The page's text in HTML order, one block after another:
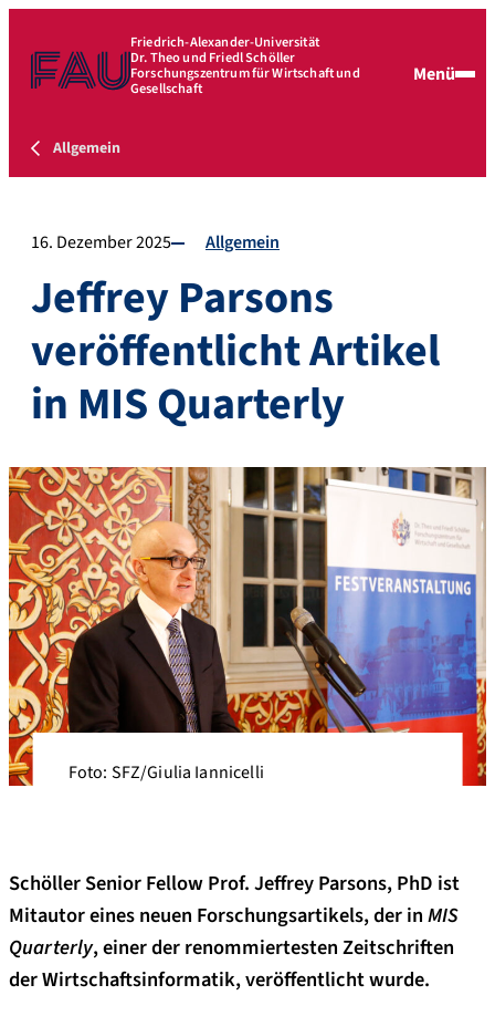
Friedrich-Alexander-Universität
Dr. Theo und Friedl Schöller
Forschungszentrum für Wirtschaft und
Gesellschaft
Menü
Allgemein
16. Dezember 2025 Allgemein
Jeffrey Parsons
veröffentlicht Artikel
in MIS Quarterly
Foto: SFZ/Giulia Iannicelli
Schöller Senior Fellow Prof. Jeffrey Parsons, PhD ist
Mitautor eines neuen Forschungsartikels, der inMIS
Quarterly, einer der renommiertesten Zeitschriften
der Wirtschaftsinformatik, veröffentlicht wurde.